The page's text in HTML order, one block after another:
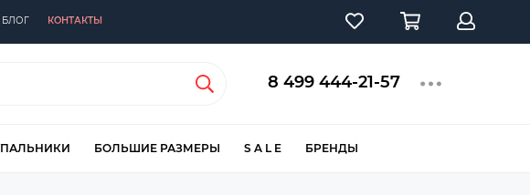
БЛОГ КОНТАКТЫ
8 499 444-21-57
БОЛЬШИЕ РАЗМЕРЫ S A L E БРЕНДЫ